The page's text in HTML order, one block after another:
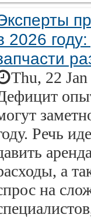
2026
Thu, 22
Речь
а
на